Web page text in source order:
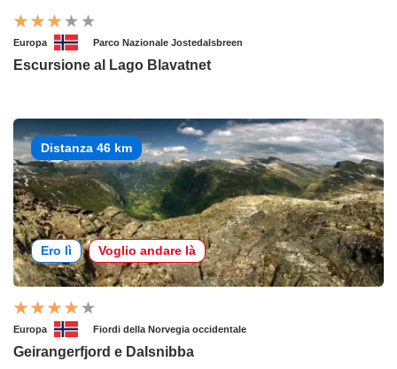
Europa Parco Nazionale Jostedalsbreen
Escursione al Lago Blavatnet
Distanza 46 km
Ero lì Voglio andare là
Europa Fiordi della Norvegia occidentale
Geirangerfjord e Dalsnibba